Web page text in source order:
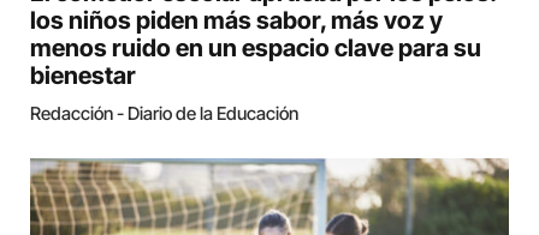
los niños piden más sabor, más voz y
menos ruido en un espacio clave para su
bienestar
Redacción - Diario de la Educación